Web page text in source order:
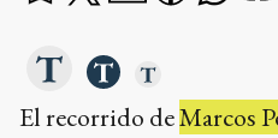
El recorrido deMarcos